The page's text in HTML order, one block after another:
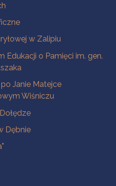
w Zalipiu
Edukacji o Pamięci im. gen.
Janie Matejce
Wiśniczu
Dębnie